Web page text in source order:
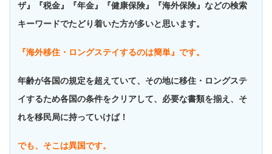
ザ』『税金』『年金』『健康保険』『海外保険』などの検索
キーワードでたどり着いた方が多いと思います。
『海外移住・ロングステイするのは簡単』です。
年齢が各国の規定を超えていて、その地に移住・ロングステ
イするため各国の条件をクリアして、必要な書類を揃え、そ
れを移民局に持っていけば！
でも、そこは異国です。